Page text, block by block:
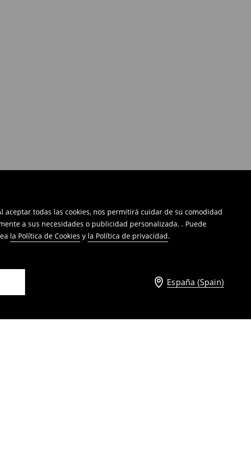
todas las cookies, nos permitirá cuidar de su comodidad
a sus necesidades o publicidad personalizada. . Puede
la Política de Cookies y la Política de privacidad.
España (Spain)